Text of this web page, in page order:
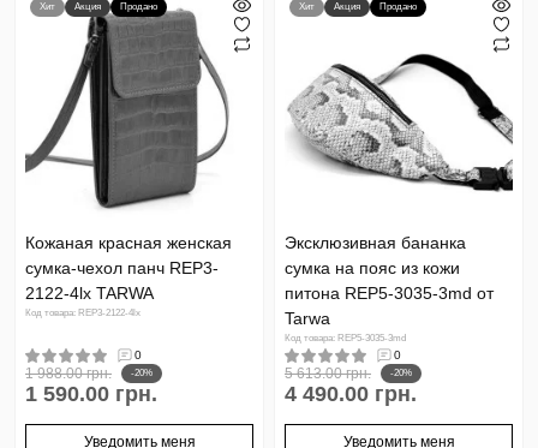
Хит Акция Продано
Кожаная красная женская
сумка-чехол панч REP3-
2122-4lx TARWA
Код товара: REP3-2122-4lx
0
1 988.00 грн. -20%
1 590.00 грн.
Уведомить меня
Хит Акция Продано
Эксклюзивная бананка
сумка на пояс из кожи
питона REP5-3035-3md от
Tarwa
Код товара: REP5-3035-3md
0
5 613.00 грн. -20%
4 490.00 грн.
Уведомить меня